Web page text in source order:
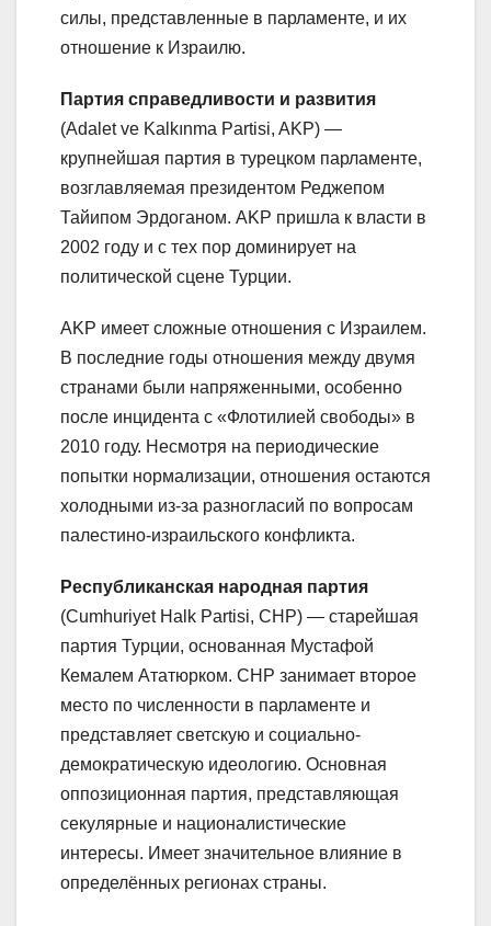
силы, представленные в парламенте, и их
отношение к Израилю.
Партия справедливости и развития
(Adalet ve Kalkınma Partisi, AKP) —
крупнейшая партия в турецком парламенте,
возглавляемая президентом Реджепом
Тайипом Эрдоганом. AKP пришла к власти в
2002 году и с тех пор доминирует на
политической сцене Турции.
AKP имеет сложные отношения с Израилем.
В последние годы отношения между двумя
странами были напряженными, особенно
после инцидента с «Флотилией свободы» в
2010 году. Несмотря на периодические
попытки нормализации, отношения остаются
холодными из-за разногласий по вопросам
палестино-израильского конфликта.
Республиканская народная партия
(Cumhuriyet Halk Partisi, CHP) — старейшая
партия Турции, основанная Мустафой
Кемалем Ататюрком. CHP занимает второе
место по численности в парламенте и
представляет светскую и социально-
демократическую идеологию. Основная
оппозиционная партия, представляющая
секулярные и националистические
интересы. Имеет значительное влияние в
определённых регионах страны.